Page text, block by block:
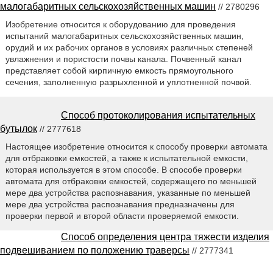
малогабаритных сельскохозяйственных машин // 2780296
Изобретение относится к оборудованию для проведения
испытаний малогабаритных сельскохозяйственных машин,
орудий и их рабочих органов в условиях различных степеней
увлажнения и пористости почвы канала. Почвенный канал
представляет собой кирпичную емкость прямоугольного
сечения, заполненную разрыхленной и уплотненной почвой.
Способ протоколирования испытательных
бутылок // 2777618
Настоящее изобретение относится к способу проверки автомата
для отбраковки емкостей, а также к испытательной емкости,
которая используется в этом способе. В способе проверки
автомата для отбраковки емкостей, содержащего по меньшей
мере два устройства распознавания, указанные по меньшей
мере два устройства распознавания предназначены для
проверки первой и второй области проверяемой емкости.
Способ определения центра тяжести изделия
подвешиванием по положению траверсы // 2777341